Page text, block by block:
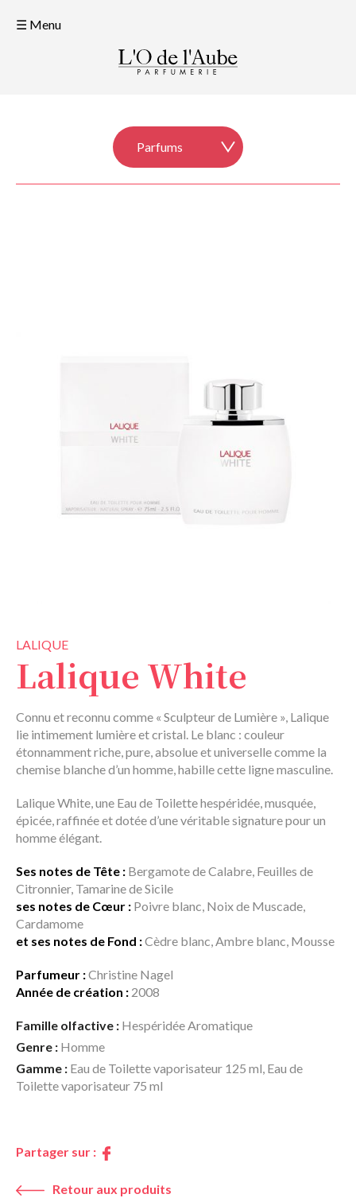
☰ Menu
LALIQUE
Lalique White
Connu et reconnu comme « Sculpteur de Lumière », Lalique
lie intimement lumière et cristal. Le blanc : couleur
étonnamment riche, pure, absolue et universelle comme la
chemise blanche d’un homme, habille cette ligne masculine.
Lalique White, une Eau de Toilette hespéridée, musquée,
épicée, raffinée et dotée d’une véritable signature pour un
homme élégant.
Ses notes de Tête : Bergamote de Calabre, Feuilles de
Citronnier, Tamarine de Sicile
ses notes de Cœur : Poivre blanc, Noix de Muscade,
Cardamome
et ses notes de Fond :Cèdre blanc, Ambre blanc, Mousse
Parfumeur :Christine Nagel
Année de création : 2008
Famille olfactive : Hespéridée Aromatique
Genre : Homme
Gamme : Eau de Toilette vaporisateur 125 ml, Eau de
Toilette vaporisateur 75 ml
Partager sur :
Retour aux produits